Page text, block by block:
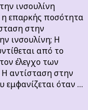
ινσουλίνη
η επαρκής ποσότητα
στην
ινσουλίνη; Η
από το
έλεγχο των
αντίσταση στην
εμφανίζεται όταν …